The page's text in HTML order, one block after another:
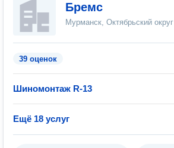
Бремс
Мурманск, Октябрьский округ
39 оценок
Шиномонтаж R-13
Ещё 18 услуг